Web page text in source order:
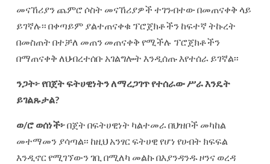
መናኸሪያን ጨምሮ ሶስት መናኸሪያዎች ተገንብተው በመጠናቀቅ ላይ
ይገኛሉ፡፡ በቀጣይም ያልተጠናቀቁ ፕሮጀክቶችን ከፍተኛ ትኩረት
በመስጠት በተቻለ መጠን መጠናቀቅ የሚችሉ ፕሮጀክቶችን
በማጠናቀቅ ለህብረተሰቡ አገልግሎት እንዲሰጡ እየተሰራ ይገኛል፡፡
ንጋት፦የበጀትፍትሀዊነትንለማረጋገጥየተሰራውሥራእንዴት
ይገልጹታል?
ወ/ሮ ወሰነች፦በጀት በፍትሀዊነት ካልተመራ በህዝቦች መካከል
መተማመን ያሳጣል፡፡ ከዚህ አንፃር ፍትሀዊ የሆነ የሀብት ክፍፍል
እንዲኖር የሚገኘውን ገቢ በሚለካ መልኩ በእያንዳንዱ ዞንና ወረዳ